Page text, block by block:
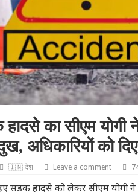
का सीएम योगी
अधिकारियों को दिए
🇮🇳 देश Leave a comment
हादसे को लेकर सीएम योगी ने